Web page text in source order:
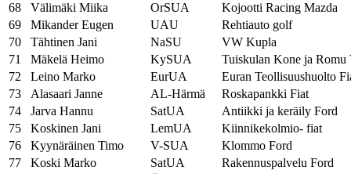
68
Välimäki Miika OrSUA
Kojootti Racing Mazda
69
Mikander Eugen UAU
Rehtiauto golf
70
Tähtinen Jani NaSU
VW Kupla
71
Mäkelä Heimo KySUA
Tuiskulan Kone ja Romu
72
Leino Marko EurUA
Euran Teollisuushuolto
73
Alasaari Janne AL-Härmä
Roskapankki Fiat
74
Jarva Hannu SatUA
Antiikki ja keräily Ford
75
Koskinen Jani LemUA
Kiinnikekolmio- fiat
76
Kyynäräinen Timo V-SUA
Klommo Ford
77
Koski Marko SatUA
Rakennuspalvelu Ford